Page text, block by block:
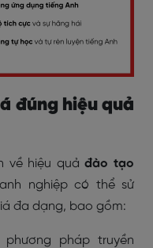
đúng hiệu quả
về hiệu quảđào tạo
nghiệp có thể sử
đa dạng, bao gồm:
pháp truyền